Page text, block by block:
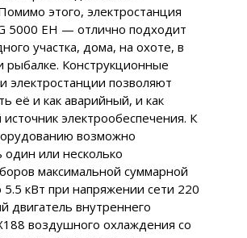
этого, электростанция
5000 EH — отлично подходит
участка, дома, на охоте, в
рыбалке. Конструкционные
электростанции позволяют
её и как аварийный, и как
электрообеспечения. К
возможно
или несколько
максимальной суммарной
кВт при напряжении сети 220
двигатель внутреннего
воздушного охлаждения со